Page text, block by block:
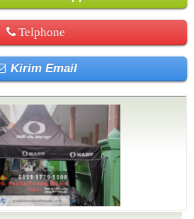
Telphone
Kirim Email